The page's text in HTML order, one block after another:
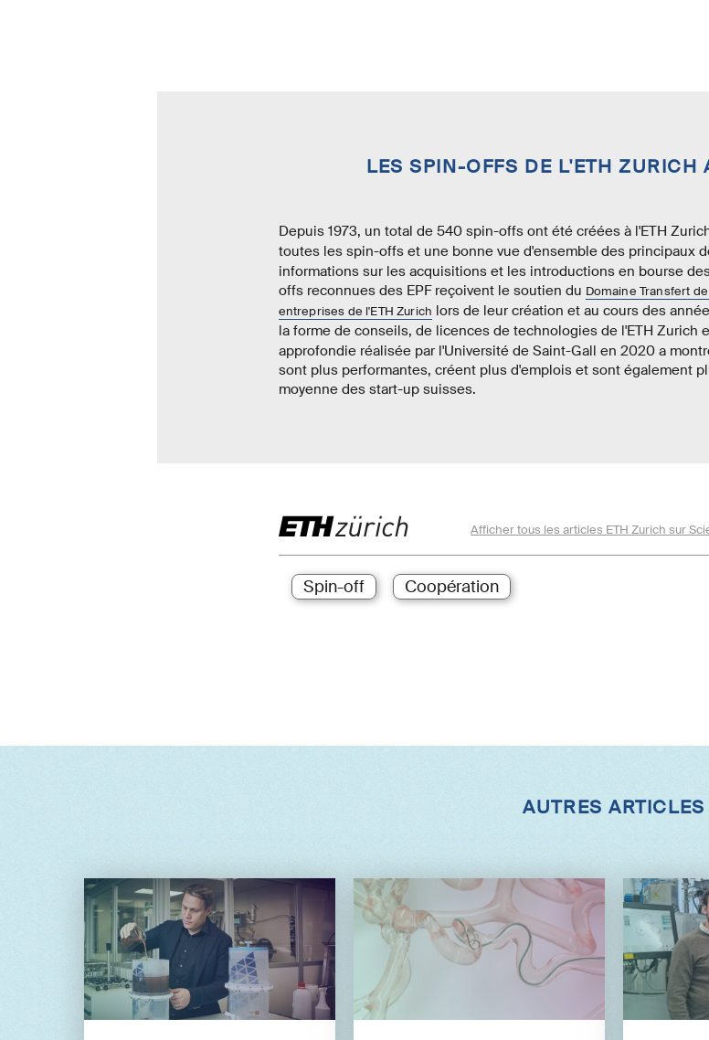
LES SPIN-OFFS DE L'ETH ZURICH
Depuis 1973, un total de 540 spin-offs ont été créées à l'ETH
toutes les spin-offs et une bonne vue d'ensemble des principaux
informations sur les acquisitions et les introductions en bourse
offs reconnues des EPF reçoivent le soutien du Domaine Transfert
entreprises de l'ETH Zurich lors de leur création et au cours des
la forme de conseils, de licences de technologies de l'ETH Zurich
approfondie réalisée par l'Université de Saint-Gall en 2020 a
sont plus performantes, créent plus d'emplois et sont également
moyenne des start-up suisses.
Afficher tous les articles ETH Zurich sur
Spin-off Coopération
AUTRES ARTICLES